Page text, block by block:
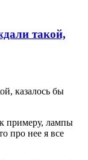
такой,
казалось бы
примеру, лампы
про нее я все